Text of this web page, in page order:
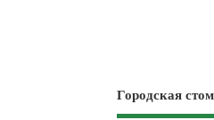
Городская